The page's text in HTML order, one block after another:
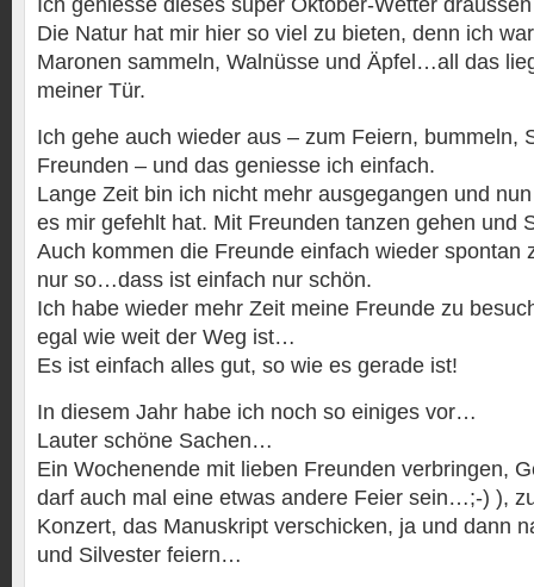
Ich geniesse dieses super Oktober-Wetter
Die Natur hat mir hier so viel zu bieten, denn ich
Maronen sammeln, Walnüsse und Äpfel…all das
meiner Tür.
Ich gehe auch wieder aus – zum Feiern, bummeln,
Freunden – und das geniesse ich einfach.
Lange Zeit bin ich nicht mehr ausgegangen und
es mir gefehlt hat. Mit Freunden tanzen gehen und
Auch kommen die Freunde einfach wieder spontan
nur so…dass ist einfach nur schön.
Ich habe wieder mehr Zeit meine Freunde zu
egal wie weit der Weg ist…
Es ist einfach alles gut, so wie es gerade ist!
In diesem Jahr habe ich noch so einiges vor…
Lauter schöne Sachen…
Ein Wochenende mit lieben Freunden verbringen,
darf auch mal eine etwas andere Feier sein…;-) ),
Konzert, das Manuskript verschicken, ja und dann
und Silvester feiern…